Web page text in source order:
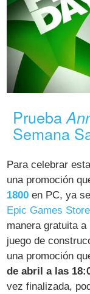
Prueba
Semana
Para celebrar
una promoción
1800 en PC, ya
Epic Games Store
manera gratuita
juego de
una promoción
de abril a las
vez finalizada,